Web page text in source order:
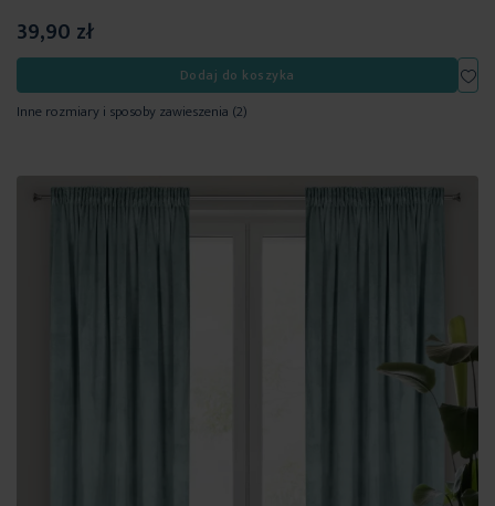
39,90 zł
Dodaj do koszyka
Inne rozmiary i sposoby zawieszenia (2)